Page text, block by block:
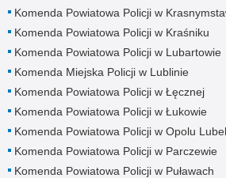
Komenda Powiatowa Policji w
Komenda Powiatowa Policji w Kraśniku
Komenda Powiatowa Policji w Lubartowie
Komenda Miejska Policji w Lublinie
Komenda Powiatowa Policji w Łęcznej
Komenda Powiatowa Policji w Łukowie
Komenda Powiatowa Policji w Opolu
Komenda Powiatowa Policji w Parczewie
Komenda Powiatowa Policji w Puławach